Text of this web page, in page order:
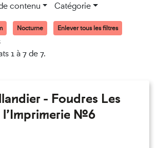
contenu Catégorie
Nocturne Enlever tous les filtres
1 à 7 de 7.
- Foudres Les
n°6